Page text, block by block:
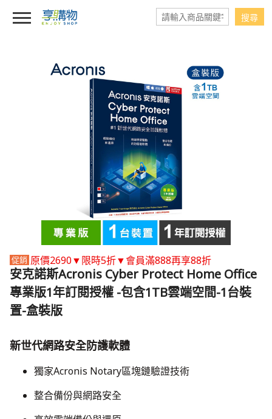
原價2690▼限時5折▼會員滿888再享88折
安克諾斯Acronis Cyber Protect Home Office
專業版1年訂閱授權 -包含1TB雲端空間-1台裝
置-盒裝版
新世代網路安全防護軟體
獨家Acronis Notary區塊鏈驗證技術
整合備份與網路安全